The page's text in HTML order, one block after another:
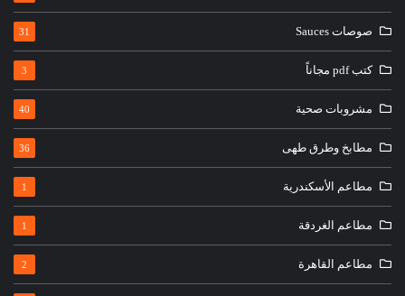
صوصات Sauces 31
كتب pdf مجاناً 3
مشروبات صحية 40
مطابخ وطرق طهى 36
مطاعم الأسكندرية 1
مطاعم الغردقة 1
مطاعم القاهرة 2